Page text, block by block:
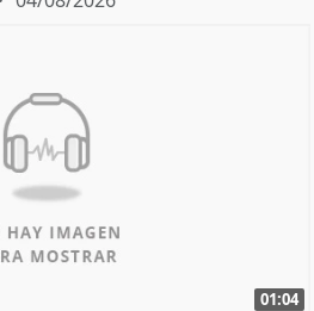
01:04